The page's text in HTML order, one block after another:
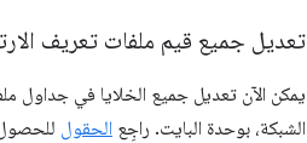
تعديل جميع قيم ملفات تعريف
يمكن الآن تعديل جميع الخلايا في جداول
الشبكة، بوحدة البايت. راجِع الحقول